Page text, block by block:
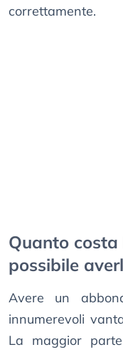
correttamente.
Quanto costa
possibile
Avere un
innumerevoli
La maggior